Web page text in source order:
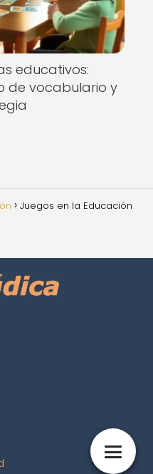
educativos:
de vocabulario y
Juegos en la Educación